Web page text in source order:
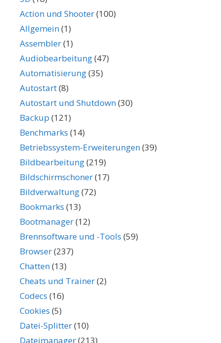
Action und Shooter(100)
Allgemein(1)
Assembler(1)
Audiobearbeitung(47)
Automatisierung(35)
Autostart(8)
Autostart und Shutdown(30)
Backup (121)
Benchmarks (14)
Betriebssystem-Erweiterungen(39)
Bildbearbeitung(219)
Bildschirmschoner(17)
Bildverwaltung(72)
Bookmarks (13)
Bootmanager(12)
Brennsoftware und -Tools (59)
Browser(237)
Chatten(13)
Cheats und Trainer(2)
Codecs (16)
Cookies (5)
Datei-Splitter(10)
Dateimanager(213)